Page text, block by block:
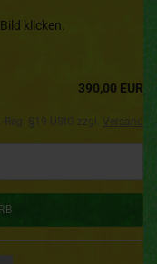
klicken.
390,00 EUR